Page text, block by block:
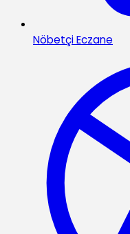
Nöbetçi Eczane